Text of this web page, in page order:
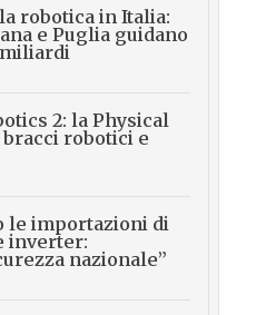
robotica in Italia:
e Puglia guidano
miliardi
2: la Physical
robotici e
le importazioni di
inverter:
nazionale”